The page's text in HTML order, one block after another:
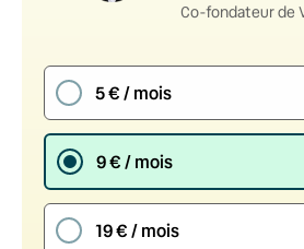
Co-fondateur de
5 € / mois
9 € / mois
19 € / mois